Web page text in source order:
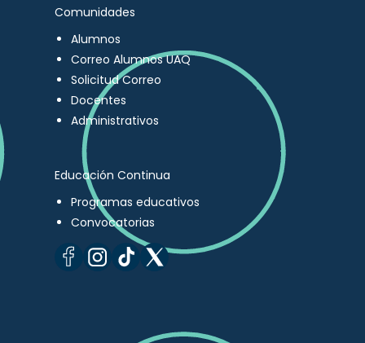
Comunidades
Alumnos
Correo Alumnos UAQ
Solicitud Correo
Docentes
Administrativos
Educación Continua
Programas educativos
Convocatorias